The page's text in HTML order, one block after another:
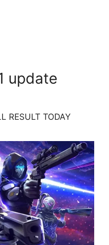
update
RESULT TODAY